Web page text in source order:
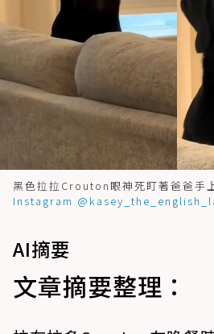
黑色拉拉Crouton眼神死盯著爸爸手
Instagram
AI摘要
文章摘要整理：